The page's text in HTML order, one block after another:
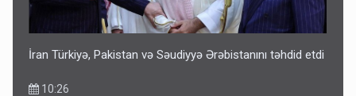
İran Türkiyə, Pakistan və Səudiyyə Ərəbistanını təhdid etdi
10:26